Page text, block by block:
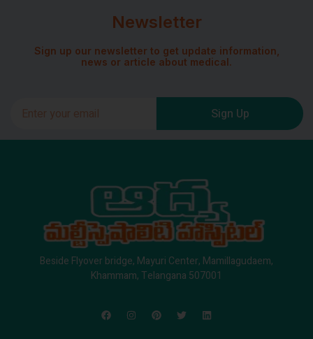
Newsletter
Sign up our newsletter to get update information,
news or article about medical.
Sign Up
Beside Flyover bridge, Mayuri Center, Mamillagudaem,
Khammam, Telangana 507001